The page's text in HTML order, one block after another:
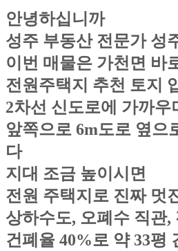
안녕하십니까
성주 부동산 전문가 성
이번 매물은 가천면 바
전원주택지 추천 토지
2차선 신도로에 가까우
앞쪽으로 6m도로 옆으
다
지대 조금 높이시면
전원 주택지로 진짜 멋
상하수도, 오폐수 직관
건폐율 40%로 약 33평